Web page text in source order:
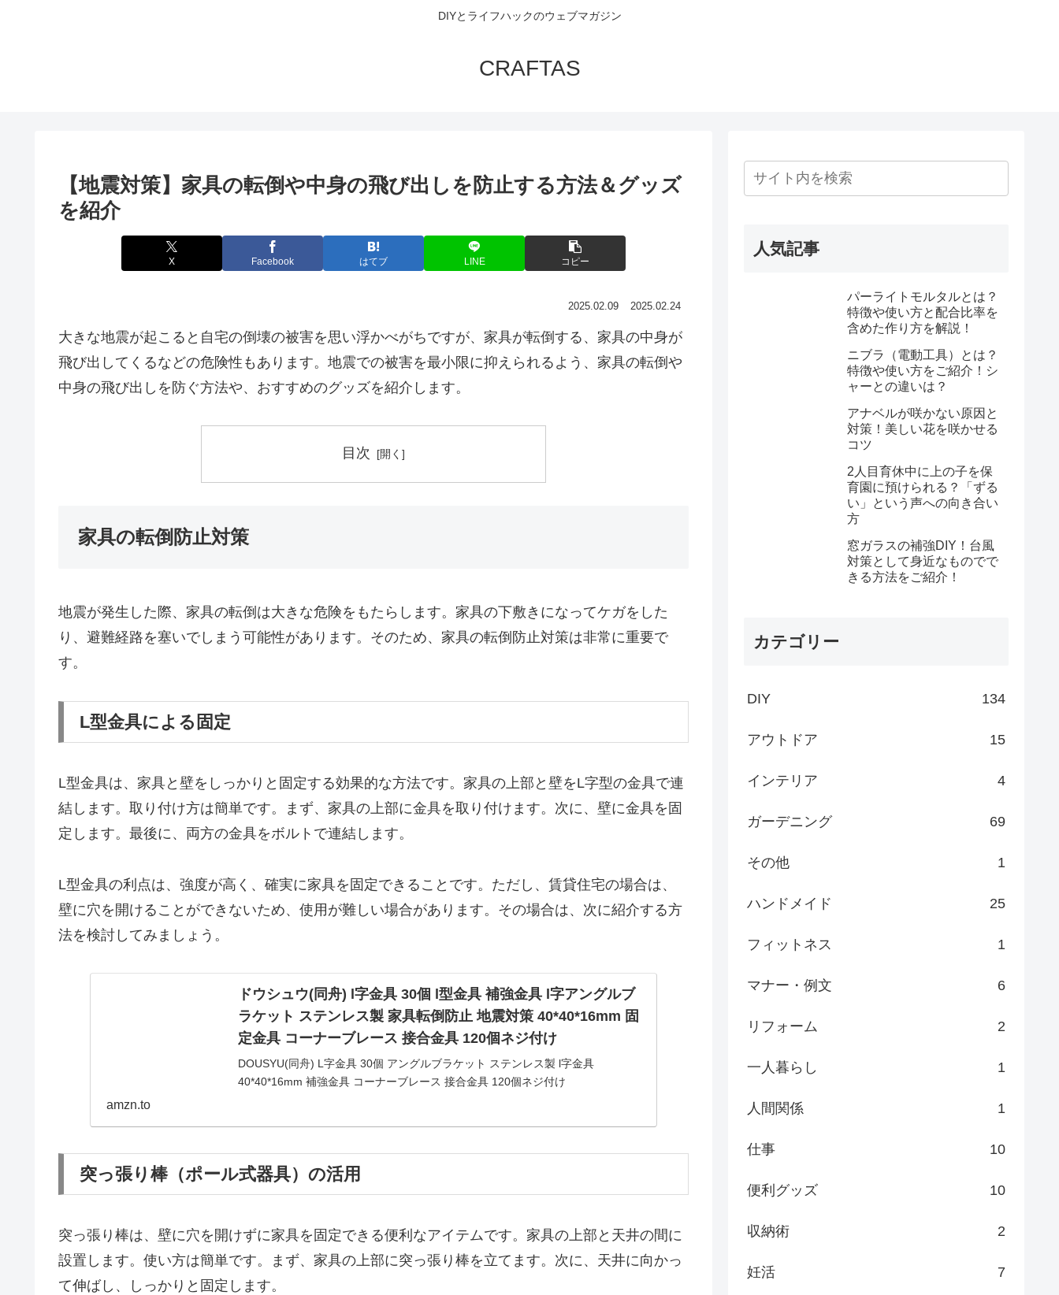
DIYとライフハックのウェブマガジン
CRAFTAS
【地震対策】家具の転倒や中身の飛び出しを防止する方法＆グッズ
を紹介
X Facebook はてブ LINE コピー
2025.02.09 2025.02.24
大きな地震が起こると自宅の倒壊の被害を思い浮かべがちですが、家具が転倒する、家具の中身が
飛び出してくるなどの危険性もあります。地震での被害を最小限に抑えられるよう、家具の転倒や
中身の飛び出しを防ぐ方法や、おすすめのグッズを紹介します。
目次
家具の転倒防止対策
地震が発生した際、家具の転倒は大きな危険をもたらします。家具の下敷きになってケガをした
り、避難経路を塞いでしまう可能性があります。そのため、家具の転倒防止対策は非常に重要で
す。
L型金具による固定
L型金具は、家具と壁をしっかりと固定する効果的な方法です。家具の上部と壁をL字型の金具で連
結します。取り付け方は簡単です。まず、家具の上部に金具を取り付けます。次に、壁に金具を固
定します。最後に、両方の金具をボルトで連結します。
L型金具の利点は、強度が高く、確実に家具を固定できることです。ただし、賃貸住宅の場合は、
壁に穴を開けることができないため、使用が難しい場合があります。その場合は、次に紹介する方
法を検討してみましょう。
ドウシュウ(同舟) l字金具 30個 l型金具 補強金具 l字アングルブ
ラケット ステンレス製 家具転倒防止 地震対策 40*40*16mm 固
定金具 コーナーブレース 接合金具 120個ネジ付け
DOUSYU(同舟) L字金具 30個 アングルブラケット ステンレス製 l字金具
40*40*16mm 補強金具 コーナーブレース 接合金具 120個ネジ付け
amzn.to
突っ張り棒（ポール式器具）の活用
突っ張り棒は、壁に穴を開けずに家具を固定できる便利なアイテムです。家具の上部と天井の間に
設置します。使い方は簡単です。まず、家具の上部に突っ張り棒を立てます。次に、天井に向かっ
て伸ばし、しっかりと固定します。
人気記事
パーライトモルタルとは？
特徴や使い方と配合比率を
含めた作り方を解説！
ニブラ（電動工具）とは？
特徴や使い方をご紹介！シ
ャーとの違いは？
アナベルが咲かない原因と
対策！美しい花を咲かせる
コツ
2人目育休中に上の子を保
育園に預けられる？「ずる
い」という声への向き合い
方
窓ガラスの補強DIY！台風
対策として身近なものでで
きる方法をご紹介！
カテゴリー
DIY 134
アウトドア 15
インテリア 4
ガーデニング 69
その他 1
ハンドメイド 25
フィットネス 1
マナー・例文 6
リフォーム 2
一人暮らし 1
人間関係 1
仕事 10
便利グッズ 10
収納術 2
妊活 7